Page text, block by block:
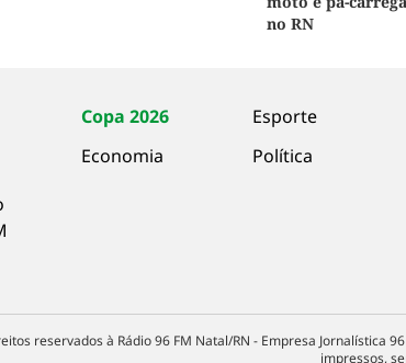
no RN
Copa 2026
Economia
Esporte
Política
reservados à Rádio 96 FM Natal/RN - Empresa
impressos,